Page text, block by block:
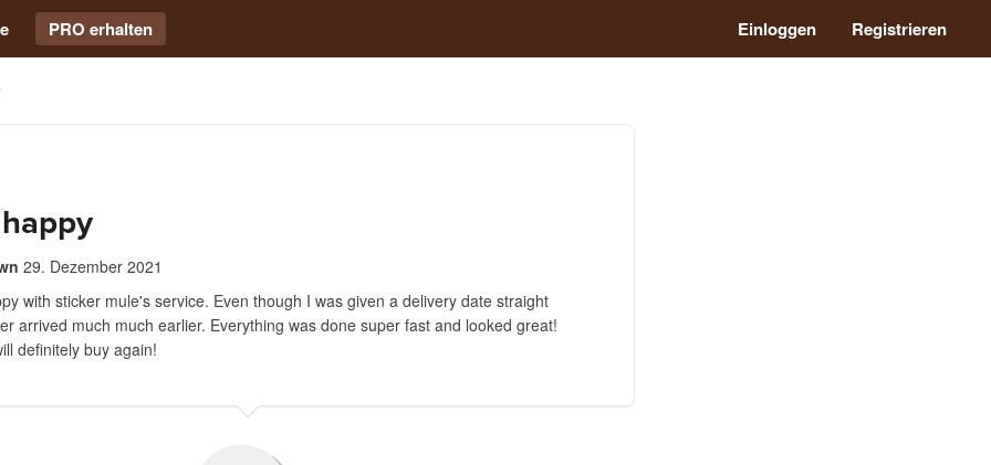
PRO erhalten Einloggen Registrieren
29. Dezember 2021
with sticker mule's service. Even though I was given a delivery date straight
arrived much much earlier. Everything was done super fast and looked great!
definitely buy again!